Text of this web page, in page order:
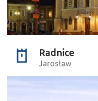
Radnice
Jarosław